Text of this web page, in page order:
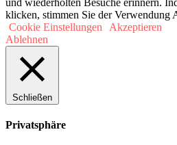
und wiederholten Besuche erinnern.
klicken, stimmen Sie der Verwendung
Cookie Einstellungen
Akzeptieren
Ablehnen
Schließen
Privatsphäre